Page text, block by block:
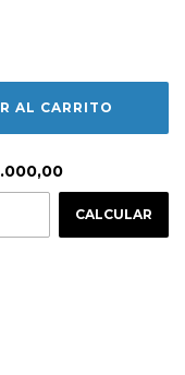
CAMBIAR CP
CALCULAR
de los
constituya